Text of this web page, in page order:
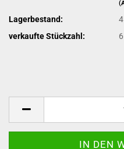
Lagerbestand:
verkaufte Stückzahl:
6